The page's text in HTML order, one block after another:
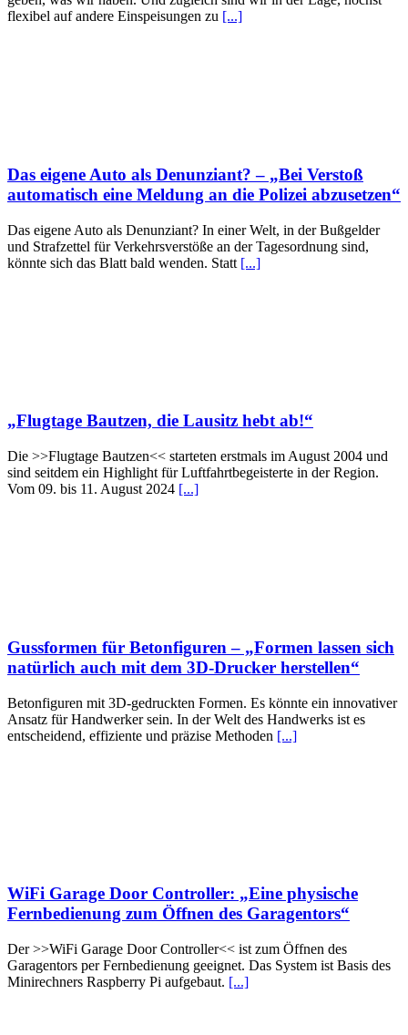
flexibel auf andere Einspeisungen zu [...]
Das eigene Auto als Denunziant? – „Bei Verstoß
automatisch eine Meldung an die Polizei abzusetzen“
Das eigene Auto als Denunziant? In einer Welt, in der Bußgelder
und Strafzettel für Verkehrsverstöße an der Tagesordnung sind,
könnte sich das Blatt bald wenden. Statt [...]
„Flugtage Bautzen, die Lausitz hebt ab!“
Die >>Flugtage Bautzen<< starteten erstmals im August 2004 und
sind seitdem ein Highlight für Luftfahrtbegeisterte in der Region.
Vom 09. bis 11. August 2024 [...]
Gussformen für Betonfiguren – „Formen lassen sich
natürlich auch mit dem 3D-Drucker herstellen“
Betonfiguren mit 3D-gedruckten Formen. Es könnte ein innovativer
Ansatz für Handwerker sein. In der Welt des Handwerks ist es
entscheidend, effiziente und präzise Methoden [...]
WiFi Garage Door Controller: „Eine physische
Fernbedienung zum Öffnen des Garagentors“
Der >>WiFi Garage Door Controller<< ist zum Öffnen des
Garagentors per Fernbedienung geeignet. Das System ist Basis des
Minirechners Raspberry Pi aufgebaut. [...]